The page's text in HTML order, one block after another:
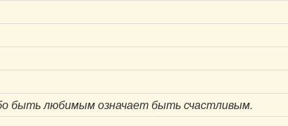
быть любимым означает быть счастливым.